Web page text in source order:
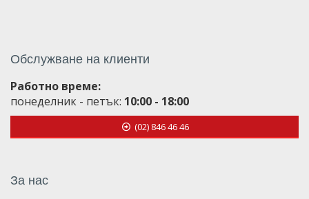
Обслужване на клиенти
Работно време:
понеделник - петък: 10:00 - 18:00
(02) 846 46 46
За нас